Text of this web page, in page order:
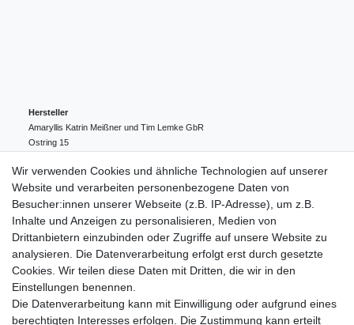
Hersteller
Amaryllis Katrin Meißner und Tim Lemke GbR
Ostring 15
004943548099856
amaryllis-eckernfoerde@t-online.de
EU-Verantwortlicher
Amaryllis Katrin Meißner und Tim Lemke GbR
Ostring
15
004943548099856
amaryllis-eckernfoerde@t-online.de
Wir verwenden Cookies und ähnliche Technologien auf unserer
Website und verarbeiten personenbezogene Daten von
Besucher:innen unserer Webseite (z.B. IP-Adresse), um z.B.
Inhalte und Anzeigen zu personalisieren, Medien von
Drittanbietern einzubinden oder Zugriffe auf unsere Website zu
analysieren. Die Datenverarbeitung erfolgt erst durch gesetzte
Cookies. Wir teilen diese Daten mit Dritten, die wir in den
Einstellungen benennen.
Die Datenverarbeitung kann mit Einwilligung oder aufgrund eines
berechtigten Interesses erfolgen. Die Zustimmung kann erteilt